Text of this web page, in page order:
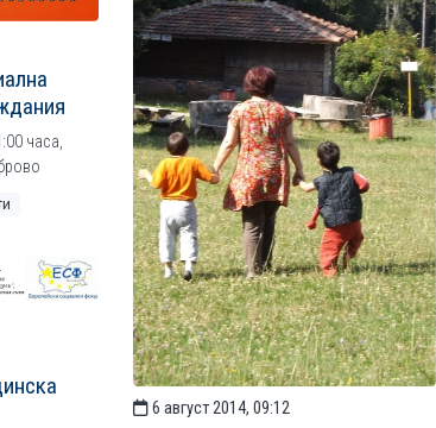
часа,
6 август 2014, 09:12